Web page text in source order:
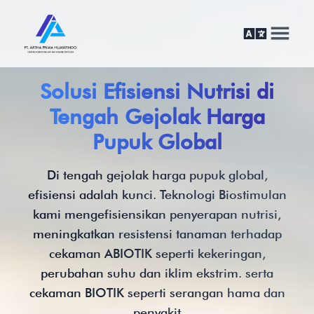
Solusi Efisiensi Nutrisi di
Tengah Gejolak Harga
Pupuk Global
Di tengah gejolak harga pupuk global,
efisiensi adalah kunci. Teknologi Biostimulan
kami mengefisiensikan penyerapan nutrisi,
meningkatkan resistensi tanaman terhadap
cekaman ABIOTIK seperti kekeringan,
perubahan suhu dan iklim ekstrim. serta
cekaman BIOTIK seperti serangan hama dan